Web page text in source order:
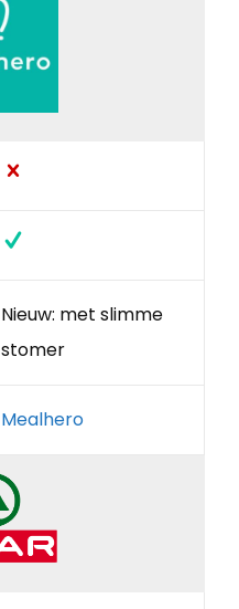
Nieuw: met slimme
stomer
Mealhero